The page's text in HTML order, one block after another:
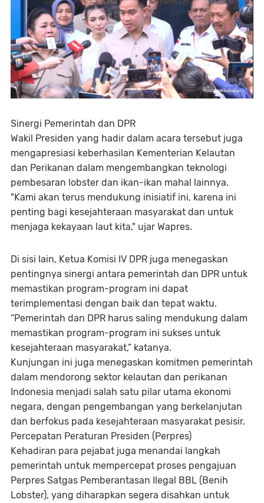
Sinergi Pemerintah dan DPR
Wakil Presiden yang hadir dalam acara tersebut juga
mengapresiasi keberhasilan Kementerian Kelautan
dan Perikanan dalam mengembangkan teknologi
pembesaran lobster dan ikan-ikan mahal lainnya.
"Kami akan terus mendukung inisiatif ini, karena ini
penting bagi kesejahteraan masyarakat dan untuk
menjaga kekayaan laut kita," ujar Wapres.
Di sisi lain, Ketua Komisi IV DPR juga menegaskan
pentingnya sinergi antara pemerintah dan DPR untuk
memastikan program-program ini dapat
terimplementasi dengan baik dan tepat waktu.
“Pemerintah dan DPR harus saling mendukung dalam
memastikan program-program ini sukses untuk
kesejahteraan masyarakat,” katanya.
Kunjungan ini juga menegaskan komitmen pemerintah
dalam mendorong sektor kelautan dan perikanan
Indonesia menjadi salah satu pilar utama ekonomi
negara, dengan pengembangan yang berkelanjutan
dan berfokus pada kesejahteraan masyarakat pesisir.
Percepatan Peraturan Presiden (Perpres)
Kehadiran para pejabat juga menandai langkah
pemerintah untuk mempercepat proses pengajuan
Perpres Satgas Pemberantasan Ilegal BBL (Benih
Lobster), yang diharapkan segera disahkan untuk